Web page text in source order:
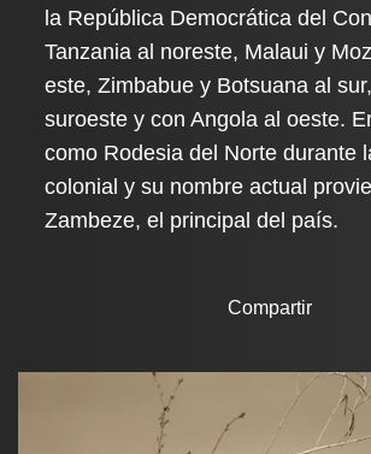
la República Democrática del
Tanzania al noreste, Malaui y
este, Zimbabue y Botsuana al
suroeste y con Angola al oeste.
como Rodesia del Norte durante
colonial y su nombre actual
Zambeze, el principal del país.
Compartir